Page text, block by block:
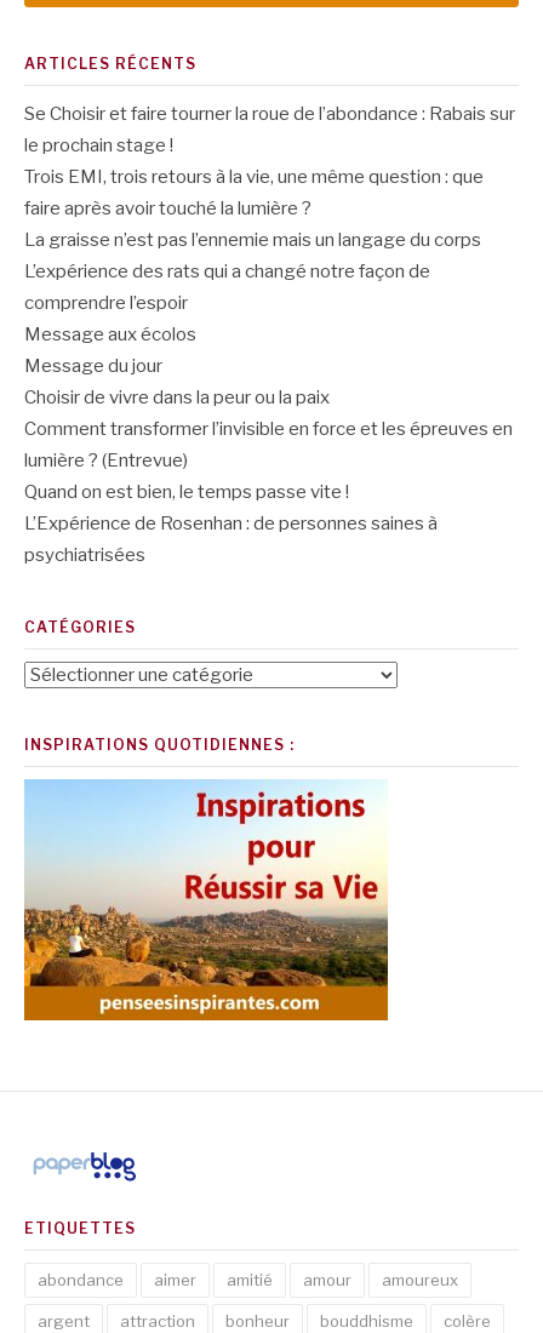
ARTICLES RÉCENTS
Se Choisir et faire tourner la roue de l’abondance : Rabais sur
le prochain stage !
Trois EMI, trois retours à la vie, une même question : que
faire après avoir touché la lumière ?
La graisse n’est pas l’ennemie mais un langage du corps
L’expérience des rats qui a changé notre façon de
comprendre l’espoir
Message aux écolos
Message du jour
Choisir de vivre dans la peur ou la paix
Comment transformer l’invisible en force et les épreuves en
lumière ? (Entrevue)
Quand on est bien, le temps passe vite !
L’Expérience de Rosenhan : de personnes saines à
psychiatrisées
CATÉGORIES
Catégories
INSPIRATIONS QUOTIDIENNES :
ETIQUETTES
abondance aimer amitié amour amoureux
argent attraction bonheur bouddhisme colère